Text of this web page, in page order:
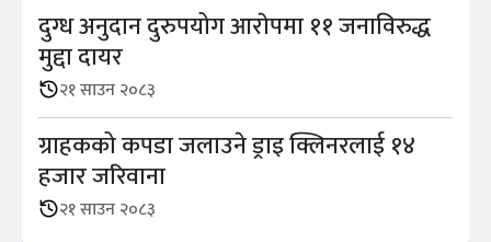
दुग्ध अनुदान दुरुपयोग आराेपमा ११ जनाविरुद्ध
मुद्दा दायर
२१ साउन २०८३
ग्राहकको कपडा जलाउने ड्राइ क्लिनरलाई १४
हजार जरिवाना
२१ साउन २०८३